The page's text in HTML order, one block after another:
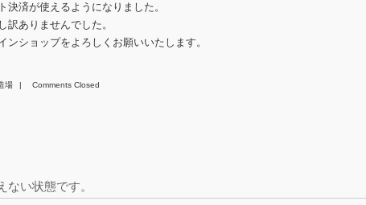
済が使えるようになりました。
訳ありませんでした。
ンショップをよろしくお願いいたします。
場 | Comments Closed
い状態です。